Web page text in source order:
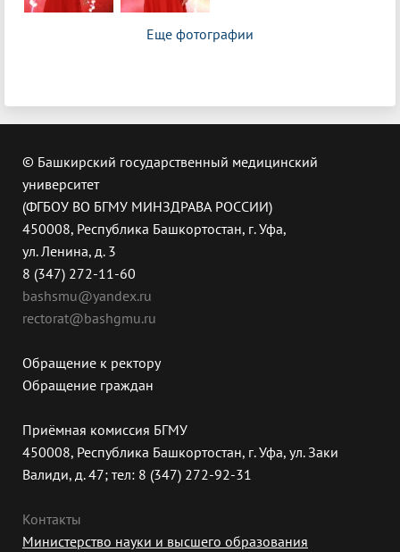
Еще фотографии
© Башкирский государственный медицинский
университет
(ФГБОУ ВО БГМУ МИНЗДРАВА РОССИИ)
450008, Республика Башкортостан, г. Уфа,
ул. Ленина, д. 3
8 (347) 272-11-60
bashsmu@yandex.ru
rectorat@bashgmu.ru
Обращение к ректору
Обращение граждан
Приёмная комиссия БГМУ
450008, Республика Башкортостан, г. Уфа, ул. Заки
Валиди, д. 47; тел: 8 (347) 272-92-31
Контакты
Министерство науки и высшего образования